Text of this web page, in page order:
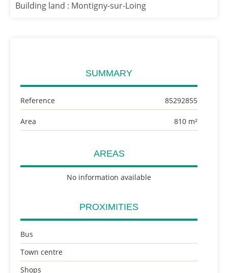
Building land : Montigny-sur-Loing
SUMMARY
Reference 85292855
Area 810 m²
AREAS
No information available
PROXIMITIES
Bus
Town centre
Shops